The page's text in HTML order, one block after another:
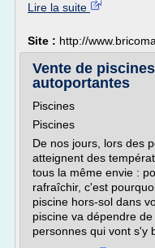
Lire la suite
Site : http://
Vente de
autoportantes
Piscines
Piscines
De nos jours, lors des
atteignent des
tous la même envie :
rafraîchir, c'est
piscine hors-sol dans
piscine va dépendre
personnes qui vont s'y